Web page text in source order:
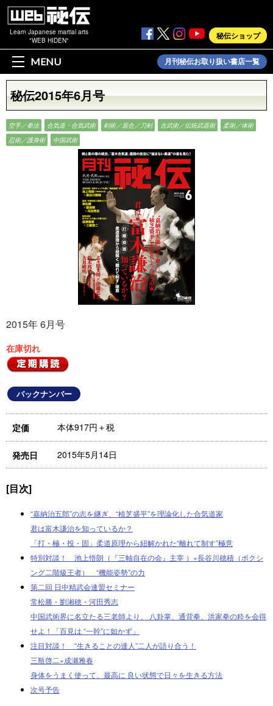
Learn Japanese martial arts
"WEB HIDEN"
秘伝ショップ
MENU 月刊秘伝お取り扱い書店一覧
秘伝2015年6月号
空手／拳法 合気道・合気武術 剣術／居合／刀剣 古武術／伝統武器術
柔術／体術
忍術／護身術
中国武術
2015年 6月号
在庫切れ
バックナンバー
定価 本体917円＋税
発売日 2015年5月14日
[目次]
“嘉納治五郎”の志を継ぎ、“植芝盛平”を理論化した合気道家
君は富木謙治を知っているか？
「打・極・投・固」柔道原理から紐解かれた“離れて制す”極意
特別対談！ 池上悟朗（『三軸自在の会』主宰 ）×長谷川穂積（ボクシ
ング二階級王者） “機能姿勢”の力
第二回 日中精武会連盟セミナー
常松勝・劉湘穂・河田秀志
中国武術界に名立たる三老師より、 八卦掌、通背拳、洪家拳の粋を会得
せよ！「百見は “一幹”に如かず」
注目対談！ “生きることの達人”二人が語り合う！
三瓶啓二×成瀬雅春
身体をうまく使って、最高に 良い状態で日々を生きる方法
次号予告